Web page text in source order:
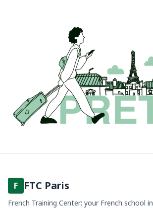
F FTC Paris
French Training Center: your French school in